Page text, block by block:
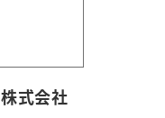
株式会社